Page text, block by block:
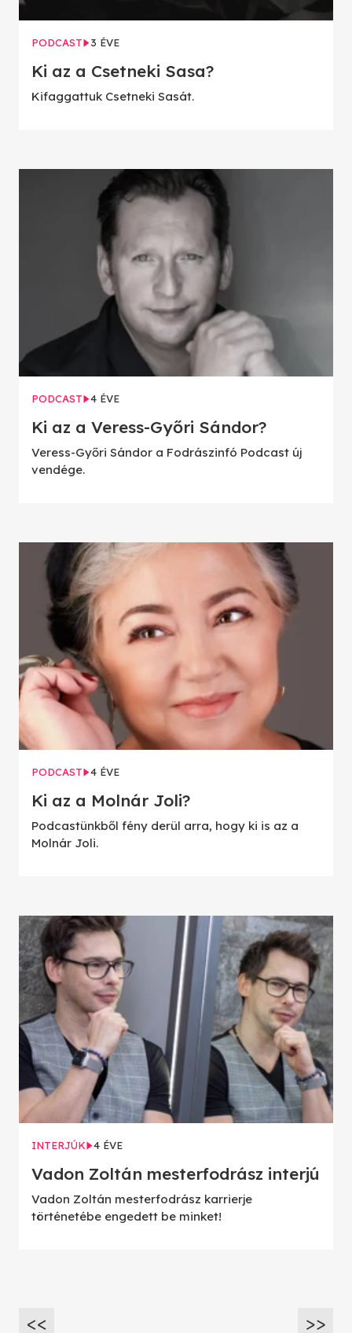
PODCAST 3 ÉVE
Ki az a Csetneki Sasa?
Kifaggattuk Csetneki Sasát.
PODCAST 4 ÉVE
Ki az a Veress-Győri Sándor?
Veress-Győri Sándor a Fodrászinfó Podcast új
vendége.
PODCAST 4 ÉVE
Ki az a Molnár Joli?
Podcastünkből fény derül arra, hogy ki is az a
Molnár Joli.
INTERJÚK 4 ÉVE
Vadon Zoltán mesterfodrász interjú
Vadon Zoltán mesterfodrász karrierje
történetébe engedett be minket!